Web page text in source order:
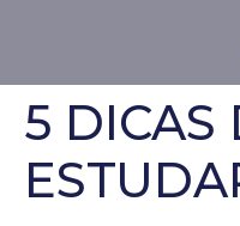
5 DICAS